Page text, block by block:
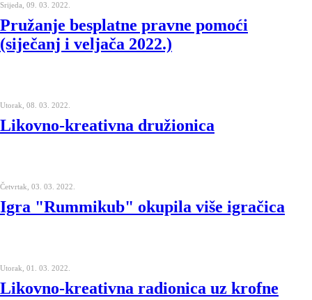
Srijeda, 09. 03. 2022.
Pružanje besplatne pravne pomoći
(siječanj i veljača 2022.)
Utorak, 08. 03. 2022.
Likovno-kreativna družionica
Četvrtak, 03. 03. 2022.
Igra "Rummikub" okupila više igračica
Utorak, 01. 03. 2022.
Likovno-kreativna radionica uz krofne